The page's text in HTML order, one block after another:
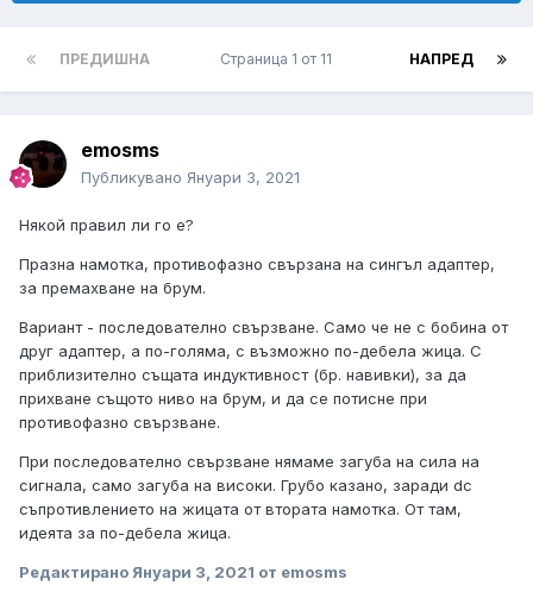
ПРЕДИШНА НАПРЕД
Страница 1 от 11
emosms
Публикувано Януари 3, 2021
Някой правил ли го е?
Празна намотка, противофазно свързана на сингъл адаптер,
за премахване на брум.
Вариант - последователно свързване. Само че не с бобина от
друг адаптер, а по-голяма, с възможно по-дебела жица. С
приблизително същата индуктивност (бр. навивки), за да
прихване същото ниво на брум, и да се потисне при
противофазно свързване.
При последователно свързване нямаме загуба на сила на
сигнала, само загуба на високи. Грубо казано, заради dc
съпротивлението на жицата от втората намотка. От там,
идеята за по-дебела жица.
Редактирано Януари 3, 2021 от emosms